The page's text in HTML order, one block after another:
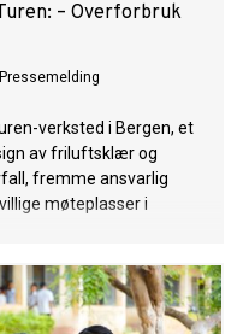
– Overforbruk
Pressemelding
verksted i Bergen, et
av friluftsklær og
fremme ansvarlig
møteplasser i